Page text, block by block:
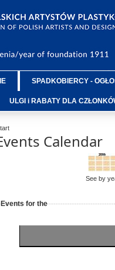
SPADKOBIERCY -
ULGI i RABATY DLA
Calendar
See by
Events for the